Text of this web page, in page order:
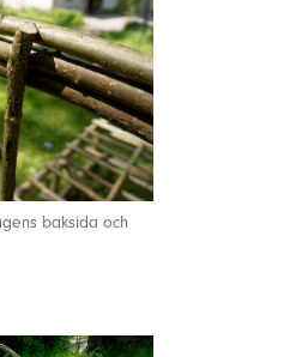
baksida och